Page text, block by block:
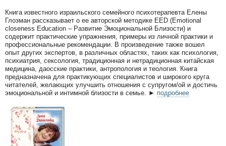
Книга известного израильского семейного психотерапевта Елены
Глозман рассказывает о ее авторской методике EED (Emotional
closeness Education – Развитие Эмоциональной Близости) и
содержит практические упражнения, примеры из личной практики и
профессиональные рекомендации. В произведение также вошел
опыт других экспертов, в различных областях, таких как психология,
психиатрия, сексология, традиционная и нетрадиционная китайская
медицина, даосские практики, антропология и теология. Книга
предназначена для практикующих специалистов и широкого круга
читателей, желающих улучшить отношения с супругом/ой и достичь
эмоциональной и интимной близости в семье. ► подробнее